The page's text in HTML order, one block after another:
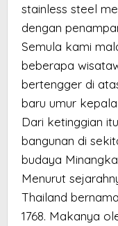
stainless steel
dengan
Semula kami
beberapa
bertengger di
baru umur
Dari ketinggian
bangunan di
budaya
Menurut
Thailand
1768. Makanya